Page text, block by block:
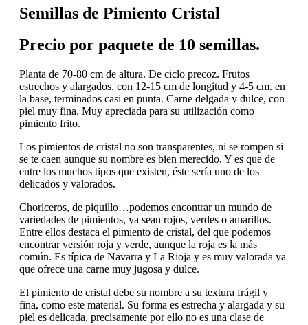
Semillas de Pimiento Cristal
Precio por paquete de 10 semillas.
Planta de 70-80 cm de altura. De ciclo precoz. Frutos
estrechos y alargados, con 12-15 cm de longitud y 4-5 cm. en
la base, terminados casi en punta. Carne delgada y dulce, con
piel muy fina. Muy apreciada para su utilización como
pimiento frito.
Los pimientos de cristal no son transparentes, ni se rompen si
se te caen aunque su nombre es bien merecido. Y es que de
entre los muchos tipos que existen, éste sería uno de los
delicados y valorados.
Choriceros, de piquillo…podemos encontrar un mundo de
variedades de pimientos, ya sean rojos, verdes o amarillos.
Entre ellos destaca el pimiento de cristal, del que podemos
encontrar versión roja y verde, aunque la roja es la más
común. Es típica de Navarra y La Rioja y es muy valorada ya
que ofrece una carne muy jugosa y dulce.
El pimiento de cristal debe su nombre a su textura frágil y
fina, como este material. Su forma es estrecha y alargada y su
piel es delicada, precisamente por ello no es una clase de